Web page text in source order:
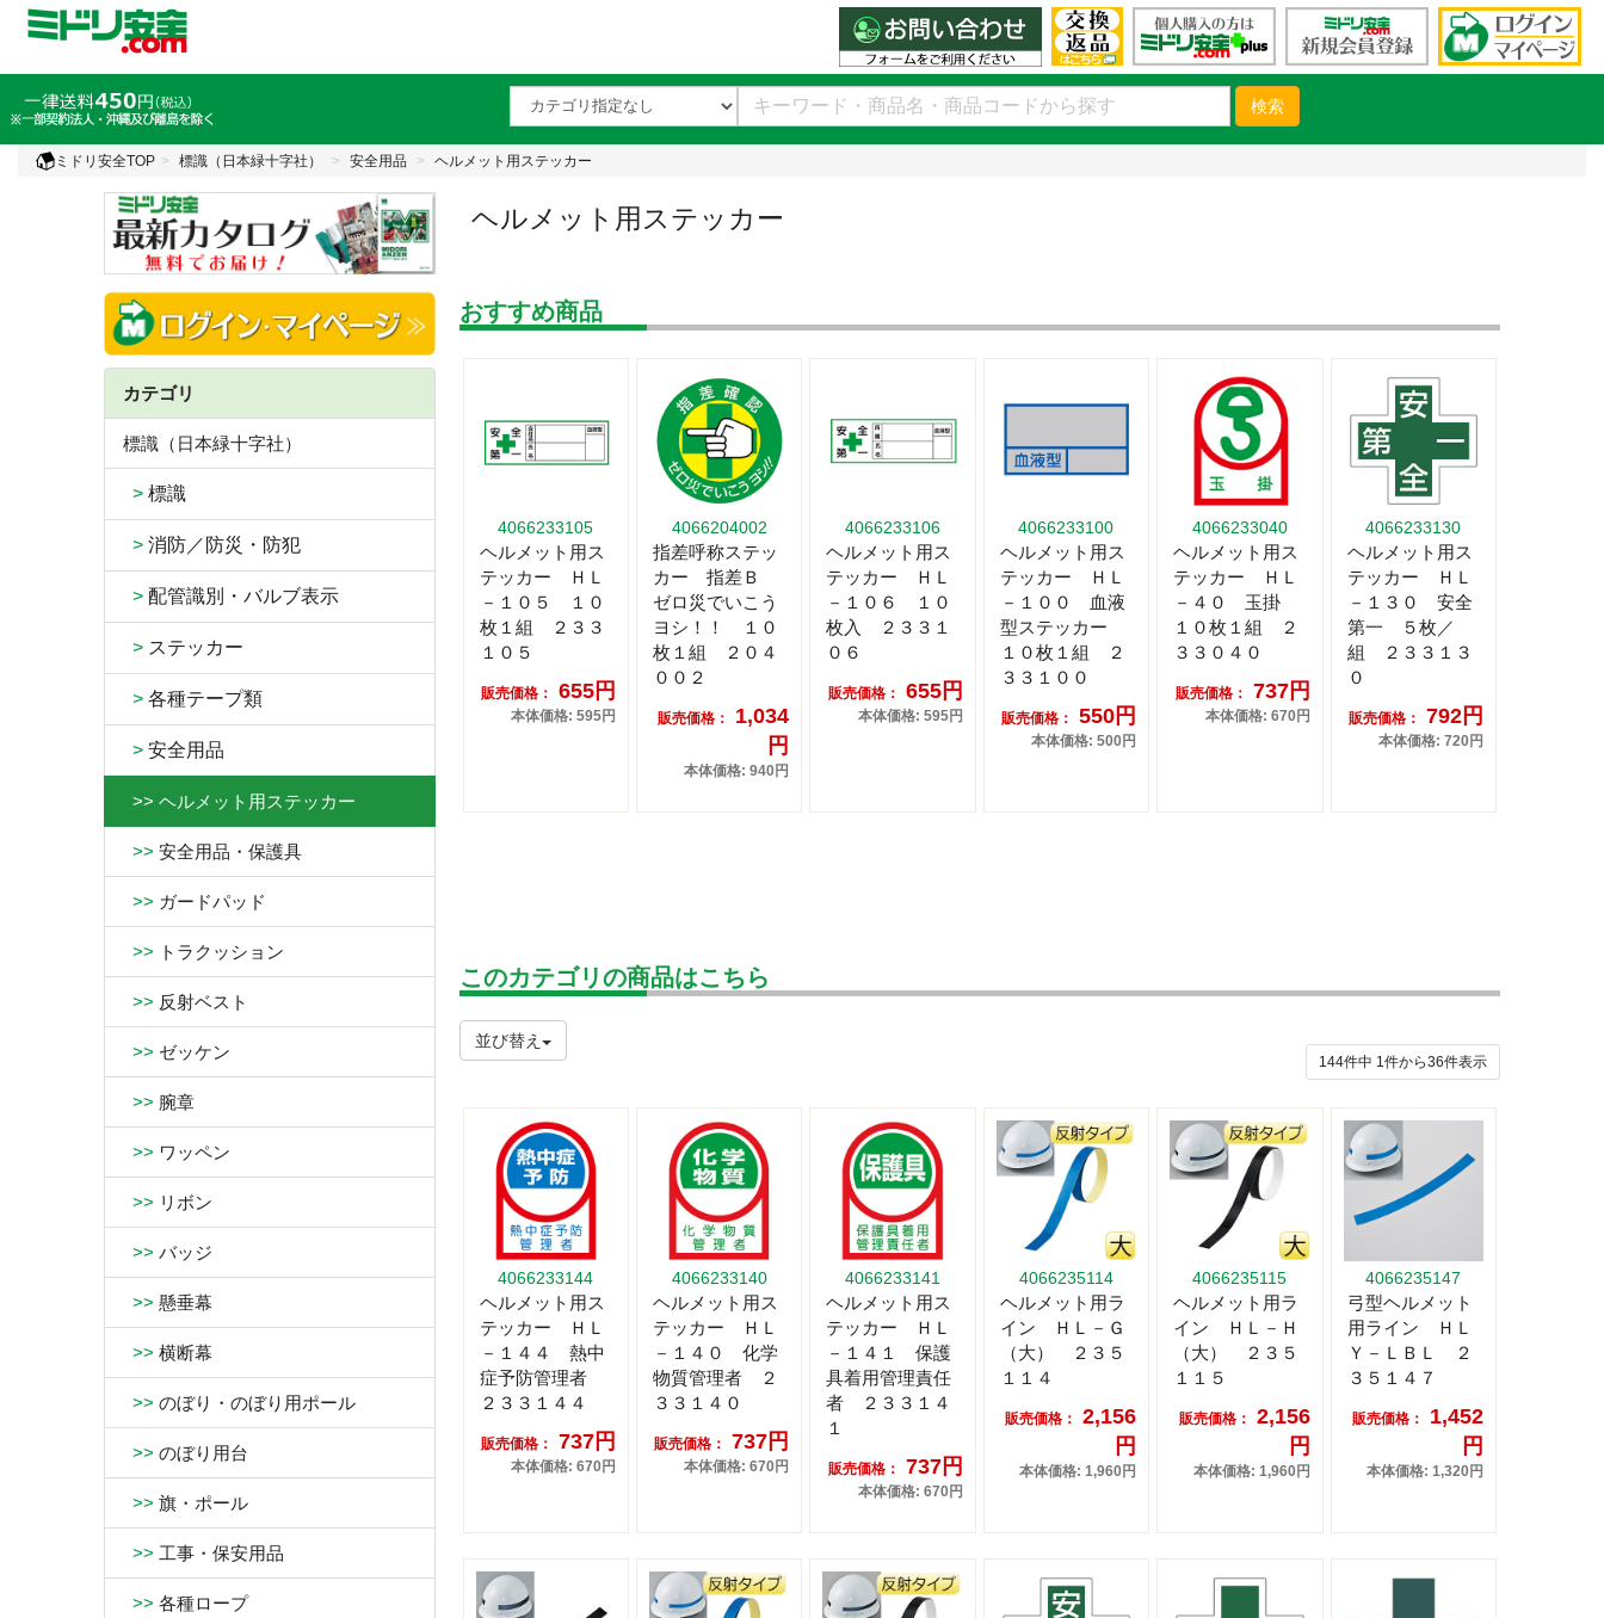
検索
ミドリ安全TOP 標識（日本緑十字社） 安全用品 ヘルメット用ステッカー
カテゴリ
標識（日本緑十字社）
> 標識
> 消防／防災・防犯
> 配管識別・バルブ表示
> ステッカー
> 各種テープ類
> 安全用品
>> ヘルメット用ステッカー
>> 安全用品・保護具
>> ガードパッド
>> トラクッション
>> 反射ベスト
>> ゼッケン
>> 腕章
>> ワッペン
>> リボン
>> バッジ
>> 懸垂幕
>> 横断幕
>> のぼり・のぼり用ポール
>> のぼり用台
>> 旗・ポール
>> 工事・保安用品
>> 各種ロープ
ヘルメット用ステッカー
おすすめ商品
4066233105
ヘルメット用ス
テッカー ＨＬ
－１０５ １０
枚１組 ２３３
１０５
販売価格： 655円
本体価格: 595円
4066204002
指差呼称ステッ
カー 指差Ｂ
ゼロ災でいこう
ヨシ！！ １０
枚１組 ２０４
００２
販売価格：
1,034
円
本体価格: 940円
4066233106
ヘルメット用ス
テッカー ＨＬ
－１０６ １０
枚入 ２３３１
０６
販売価格： 655円
本体価格: 595円
4066233100
ヘルメット用ス
テッカー ＨＬ
－１００ 血液
型ステッカー
１０枚１組 ２
３３１００
販売価格： 550円
本体価格: 500円
4066233040
ヘルメット用ス
テッカー ＨＬ
－４０ 玉掛
１０枚１組 ２
３３０４０
販売価格： 737円
本体価格: 670円
4066233130
ヘルメット用ス
テッカー ＨＬ
－１３０ 安全
第一 ５枚／
組 ２３３１３
０
販売価格： 792円
本体価格: 720円
このカテゴリの商品はこちら
並び替え
144件中 1件から36件表示
4066233144
ヘルメット用ス
テッカー ＨＬ
－１４４ 熱中
症予防管理者
２３３１４４
販売価格： 737円
本体価格: 670円
4066233140
ヘルメット用ス
テッカー ＨＬ
－１４０ 化学
物質管理者 ２
３３１４０
販売価格： 737円
本体価格: 670円
4066233141
ヘルメット用ス
テッカー ＨＬ
－１４１ 保護
具着用管理責任
者 ２３３１４
１
販売価格： 737円
本体価格: 670円
4066235114
ヘルメット用ラ
イン ＨＬ－Ｇ
（大） ２３５
１１４
販売価格：
2,156
円
本体価格: 1,960円
4066235115
ヘルメット用ラ
イン ＨＬ－Ｈ
（大） ２３５
１１５
販売価格：
2,156
円
本体価格: 1,960円
4066235147
弓型ヘルメット
用ライン ＨＬ
Ｙ－ＬＢＬ ２
３５１４７
販売価格：
1,452
円
本体価格: 1,320円